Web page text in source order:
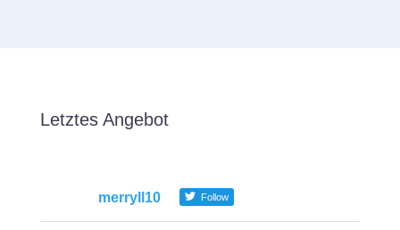
Letztes Angebot
merryll10 Follow